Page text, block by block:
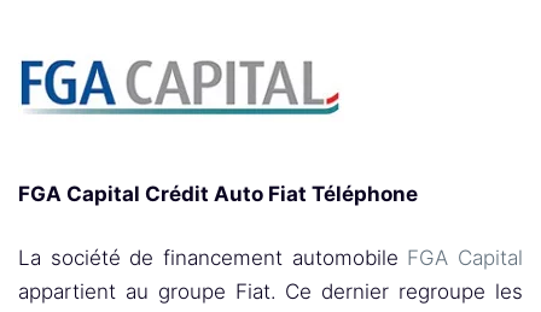
FGA Capital Crédit Auto Fiat Téléphone
La société de financement automobile FGA Capital
appartient au groupe Fiat. Ce dernier regroupe les